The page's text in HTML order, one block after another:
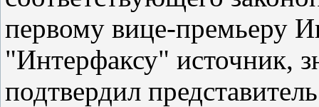
первому вице-премьеру
"Интерфаксу" источник,
подтвердил